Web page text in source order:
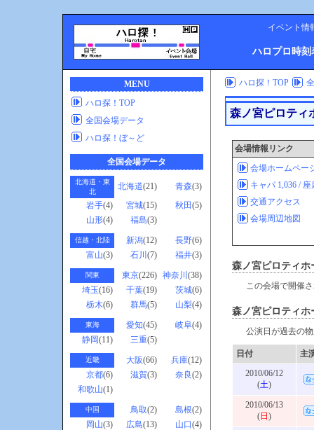
イベント情
ハロプロ時刻
MENU
ハロ探！TOP
全国会場データ
ハロ探！ぼ～ど
全国会場データ
北海道・東
北
北海道(21) 青森(3)
岩手(4) 宮城(15) 秋田(5)
山形(4) 福島(3)
信越・北陸 新潟(12) 長野(6)
富山(3) 石川 (7) 福井(3)
関東 東京(226) 神奈川 (38)
埼玉(16) 千葉(19) 茨城(6)
栃木(6) 群馬(5) 山梨(4)
東海 愛知(45) 岐阜(4)
静岡(11) 三重(5)
近畿 大阪(66) 兵庫(12)
京都(6) 滋賀(3) 奈良(2)
和歌山(1)
中国 鳥取(2) 島根(2)
岡山(3) 広島(13) 山口(4)
ハロ探！TOP
森ノ宮ピロティ
会場情報リンク
会場ホームペー
キャパ 1,036 / 座
交通アクセス
会場周辺地図
森ノ宮ピロティホ
この会場で開催
森ノ宮ピロティホ
公演日が過去の
日付
主
2010/06/12
(土)
2010/06/13
(日 )